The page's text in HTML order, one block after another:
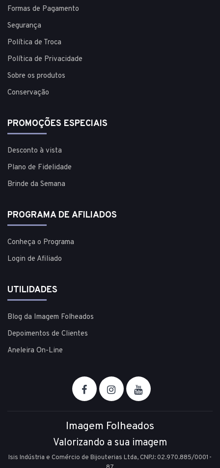
Formas de Pagamento
Segurança
Política de Troca
Política de Privacidade
Sobre os produtos
Conservação
PROMOÇÕES ESPECIAIS
Desconto à vista
Plano de Fidelidade
Brinde da Semana
PROGRAMA DE AFILIADOS
Conheça o Programa
Login de Afiliado
UTILIDADES
Blog da Imagem Folheados
Depoimentos de Clientes
Aneleira On-Line
Imagem Folheados
Valorizando a sua imagem
Isis Indústria e Comércio de Bijouterias Ltda, CNPJ: 02.970.885/0001-